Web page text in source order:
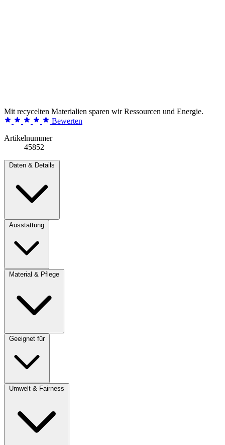
Mit recycelten Materialien sparen wir Ressourcen und Energie.
Bewerten
Artikelnummer
45852
Daten & Details
Ausstattung
Material & Pflege
Geeignet für
Umwelt & Fairness